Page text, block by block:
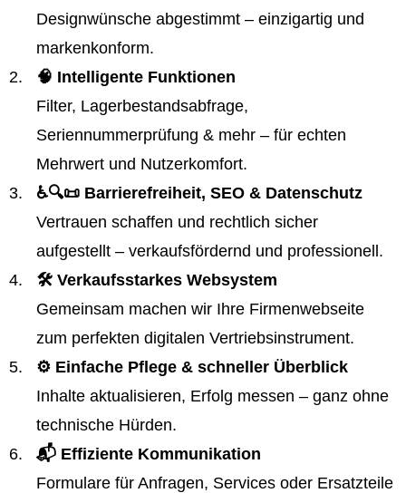
Designwünsche abgestimmt – einzigartig und
markenkonform.
🧠 Intelligente Funktionen
Filter, Lagerbestandsabfrage,
Seriennummerprüfung & mehr – für echten
Mehrwert und Nutzerkomfort.
♿️🔍📜 Barrierefreiheit, SEO & Datenschutz
Vertrauen schaffen und rechtlich sicher
aufgestellt – verkaufsfördernd und professionell.
🛠️ Verkaufsstarkes Websystem
Gemeinsam machen wir Ihre Firmenwebseite
zum perfekten digitalen Vertriebsinstrument.
⚙️ Einfache Pflege & schneller Überblick
Inhalte aktualisieren, Erfolg messen – ganz ohne
technische Hürden.
📬 Effiziente Kommunikation
Formulare für Anfragen, Services oder Ersatzteile